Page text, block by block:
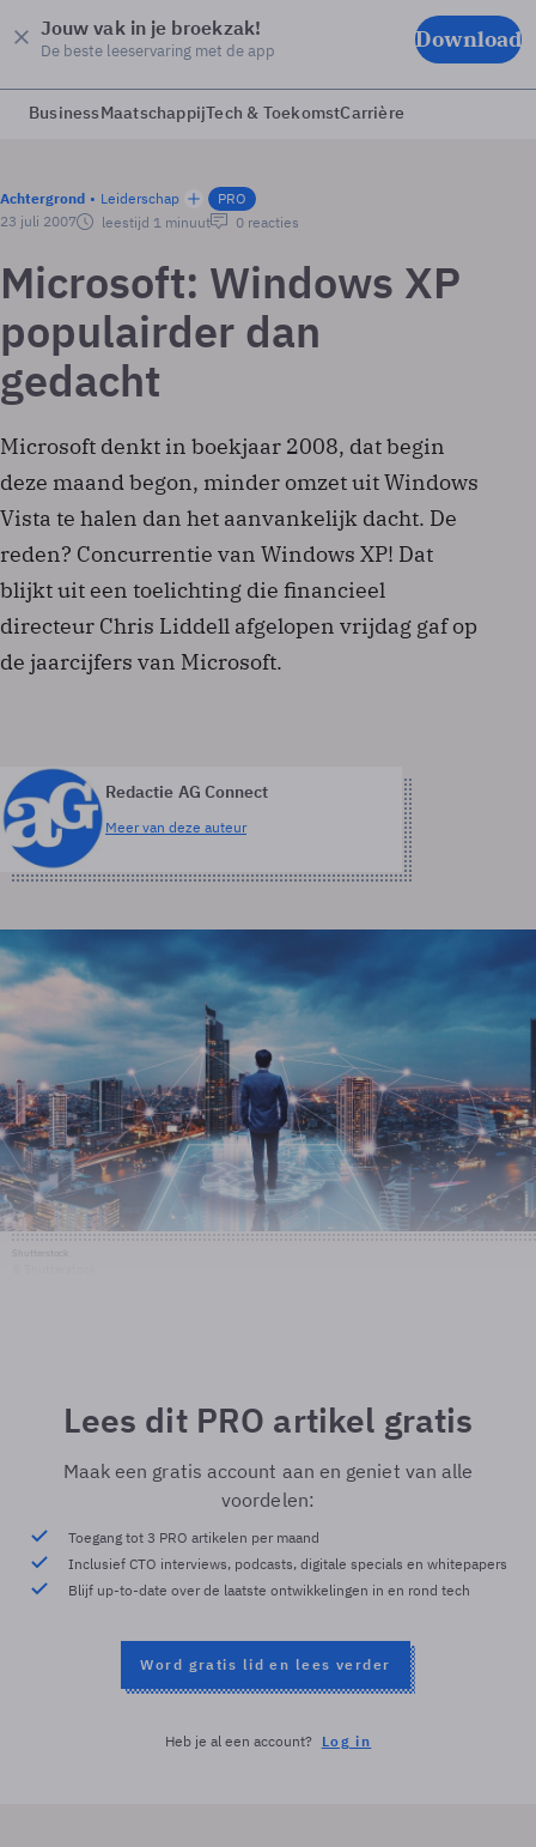
Jouw vak in je broekzak!
De beste leeservaring met de app Download
BusinessMaatschappijTech & ToekomstCarrière
Achtergrond Leiderschap
PRO
23 juli 2007
leestijd 1 minuut 0 reacties
Microsoft: Windows XP
populairder dan
gedacht
Microsoft denkt in boekjaar 2008, dat begin
deze maand begon, minder omzet uit Windows
Vista te halen dan het aanvankelijk dacht. De
reden? Concurrentie van Windows XP! Dat
blijkt uit een toelichting die financieel
directeur Chris Liddell afgelopen vrijdag gaf op
de jaarcijfers van Microsoft.
Redactie AG Connect
Meer van deze auteur
Lees dit PRO artikel gratis
Maak een gratis account aan en geniet van alle
voordelen:
Toegang tot 3 PRO artikelen per maand
Inclusief CTO interviews, podcasts, digitale specials en whitepapers
Blijf up-to-date over de laatste ontwikkelingen in en rond tech
Word gratis lid en lees verder
Heb je al een account? Log in